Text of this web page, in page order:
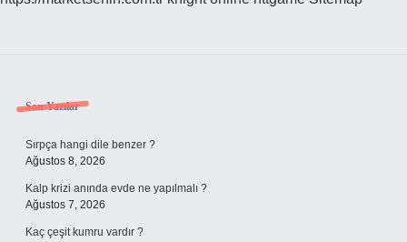
Sidebar
Son Yazılar
Sırpça hangi dile benzer ?
Ağustos 8, 2026
Kalp krizi anında evde ne yapılmalı ?
Ağustos 7, 2026
Kaç çeşit kumru vardır ?